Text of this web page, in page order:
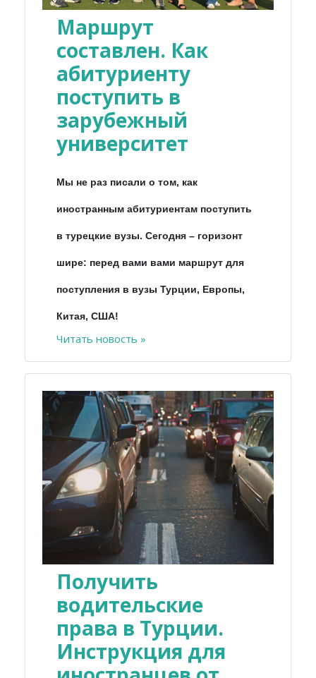
Маршрут
составлен. Как
абитуриенту
поступить в
зарубежный
университет
Мы не раз писали о том, как
иностранным абитуриентам поступить
в турецкие вузы. Сегодня – горизонт
шире: перед вами вами маршрут для
поступления в вузы Турции, Европы,
Китая, США!
Читать новость »
Получить
водительские
права в Турции.
Инструкция для